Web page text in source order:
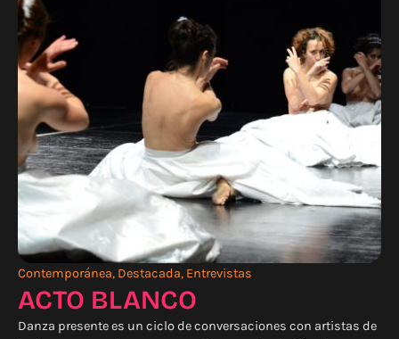
Contemporánea, Destacada, Entrevistas
ACTO BLANCO
Danza presente es un ciclo de conversaciones con artistas de